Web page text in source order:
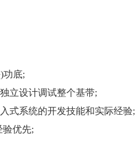
底;
立设计调试整个基带;
系统的开发技能和实际经验;
优先;